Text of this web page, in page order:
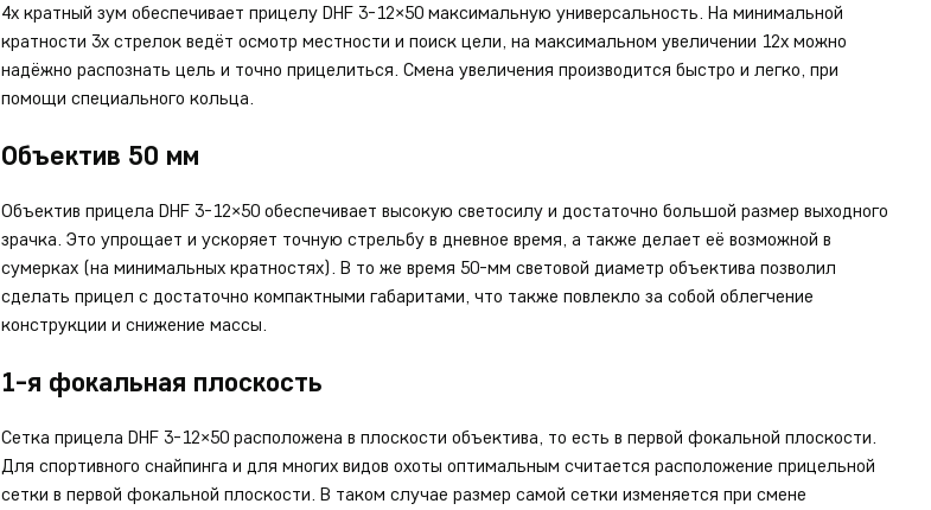
4х кратный зум обеспечивает прицелу DHF 3-12×50 максимальную универсальность. На минимальной
кратности 3х стрелок ведёт осмотр местности и поиск цели, на максимальном увеличении 12х можно
надёжно распознать цель и точно прицелиться. Смена увеличения производится быстро и легко, при
помощи специального кольца.
Объектив 50 мм
Объектив прицела DHF 3-12×50 обеспечивает высокую светосилу и достаточно большой размер выходного
зрачка. Это упрощает и ускоряет точную стрельбу в дневное время, а также делает её возможной в
сумерках (на минимальных кратностях). В то же время 50-мм световой диаметр объектива позволил
сделать прицел с достаточно компактными габаритами, что также повлекло за собой облегчение
конструкции и снижение массы.
1-я фокальная плоскость
Сетка прицела DHF 3-12×50 расположена в плоскости объектива, то есть в первой фокальной плоскости.
Для спортивного снайпинга и для многих видов охоты оптимальным считается расположение прицельной
сетки в первой фокальной плоскости. В таком случае размер самой сетки изменяется при смене